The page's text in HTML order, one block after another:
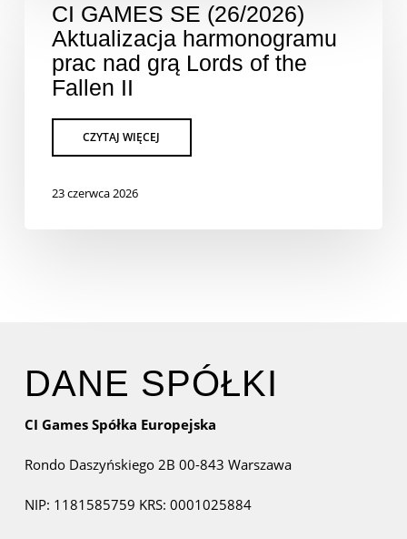
CI GAMES SE (26/2026)
Aktualizacja harmonogramu
prac nad grą Lords of the
Fallen II
23 czerwca 2026
DANE SPÓŁKI
CI Games Spółka Europejska
Rondo Daszyńskiego 2B 00-843 Warszawa
NIP: 1181585759 KRS: 0001025884